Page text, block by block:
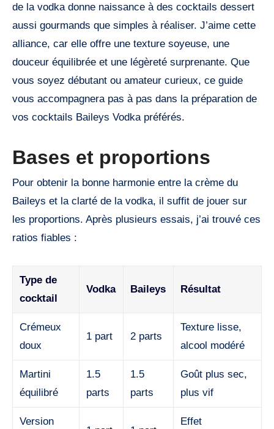
de la vodka donne naissance à des cocktails dessert
aussi gourmands que simples à réaliser. J’aime cette
alliance, car elle offre une texture soyeuse, une
douceur équilibrée et une légèreté surprenante. Que
vous soyez débutant ou amateur curieux, ce guide
vous accompagnera pas à pas dans la préparation de
vos cocktails Baileys Vodka préférés.
Bases et proportions
Pour obtenir la bonne harmonie entre la crème du
Baileys et la clarté de la vodka, il suffit de jouer sur
les proportions. Après plusieurs essais, j’ai trouvé ces
ratios fiables :
Type de
cocktail
Vodka Baileys Résultat
Crémeux
doux
1 part 2 parts
Texture lisse,
alcool modéré
Martini
équilibré
1.5
parts
1.5
parts
Goût plus sec,
plus vif
Version Effet